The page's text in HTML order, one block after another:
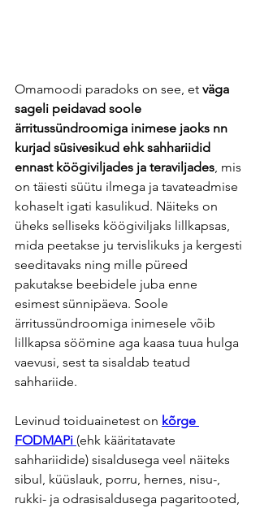
Omamoodi paradoks on see, et väga
sageli peidavad soole
ärritussündroomiga inimese jaoks nn
kurjad süsivesikud ehk sahhariidid
ennast köögiviljades ja teraviljades, mis
on täiesti süütu ilmega ja tavateadmise
kohaselt igati kasulikud. Näiteks on
üheks selliseks köögiviljaks lillkapsas,
mida peetakse ju tervislikuks ja kergesti
seeditavaks ning mille püreed
pakutakse beebidele juba enne
esimest sünnipäeva. Soole
ärritussündroomiga inimesele võib
lillkapsa söömine aga kaasa tuua hulga
vaevusi, sest ta sisaldab teatud
sahhariide.
Levinud toiduainetest on kõrge
FODMAPi (ehk kääritatavate
sahhariidide) sisaldusega veel näiteks
sibul, küüslauk, porru, hernes, nisu-,
rukki- ja odrasisaldusega pagaritooted,